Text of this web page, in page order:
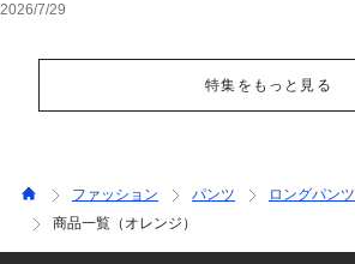
2026/7/29
特集をもっと見る
ファッション パンツ
ロングパンツ
商品一覧（オレンジ）